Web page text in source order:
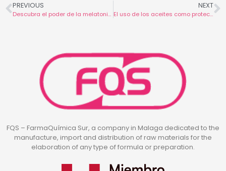
PREVIOUS
Descubra el poder de la melatonina
NEXT
El uso de los aceites como protectores solares
FQS – FarmaQuímica Sur, a company in Malaga dedicated to the
manufacture, import and distribution of raw materials for the
elaboration of any type of formula or preparation.